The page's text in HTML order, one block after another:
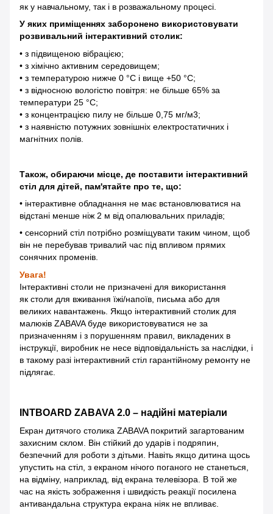
як у навчальному, так і в розважальному процесі.
У яких приміщеннях заборонено використовувати
розвивальний інтерактивний столик:
• з підвищеною вібрацією;
• з хімічно активним середовищем;
• з температурою нижче 0 °С і вище +50 °С;
• з відносною вологістю повітря: не більше 65% за
температури 25 °С;
• з концентрацією пилу не більше 0,75 мг/м3;
• з наявністю потужних зовнішніх електростатичних і
магнітних полів.
Також, обираючи місце, де поставити інтерактивний
стіл для дітей, пам'ятайте про те, що:
• інтерактивне обладнання не має встановлюватися на
відстані менше ніж 2 м від опалювальних приладів;
• сенсорний стіл потрібно розміщувати таким чином, щоб
він не перебував тривалий час під впливом прямих
сонячних променів.
Увага!
Інтерактивні столи не призначені для використання
як столи для вживання їжі/напоїв, письма або для
великих навантажень. Якщо інтерактивний столик для
малюків ZABAVA буде використовуватися не за
призначенням і з порушенням правил, викладених в
інструкції, виробник не несе відповідальність за наслідки, і
в такому разі інтерактивний стіл гарантійному ремонту не
підлягає.
INTBOARD ZABAVA 2.0 – надійні матеріали
Екран дитячого столика ZABAVA покритий загартованим
захисним склом. Він стійкий до ударів і подряпин,
безпечний для роботи з дітьми. Навіть якщо дитина щось
упустить на стіл, з екраном нічого поганого не станеться,
на відміну, наприклад, від екрана телевізора. В той же
час на якість зображення і швидкість реакції посилена
антивандальна структура екрана ніяк не впливає.